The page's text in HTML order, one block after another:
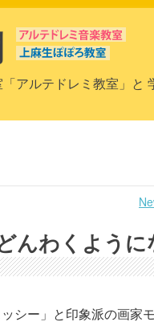
アルテドレミ教室」と
んわくように
シー」と印象派の画家